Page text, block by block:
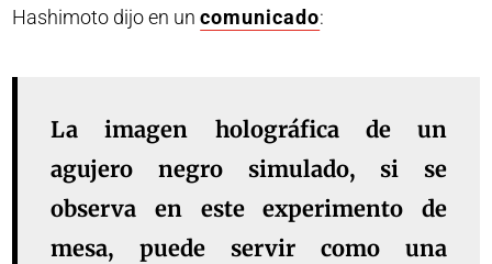
Hashimoto dijo en uncomunicado:
La imagen holográfica de un
agujero negro simulado, si se
observa en este experimento de
mesa, puede servir como una